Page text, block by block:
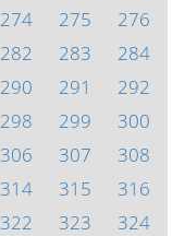
274 275
276
282 283
284
290 291
292
298 299
300
306 307
308
314 315
316
322 323
324